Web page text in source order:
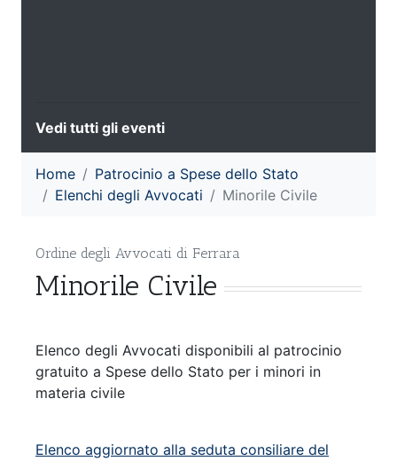
Vedi tutti gli eventi
Home
Patrocinio a Spese dello Stato
Elenchi degli Avvocati
Minorile Civile
Ordine degli Avvocati di Ferrara
Minorile Civile
Elenco degli Avvocati disponibili al patrocinio
gratuito a Spese dello Stato per i minori in
materia civile
Elenco aggiornato alla seduta consiliare del